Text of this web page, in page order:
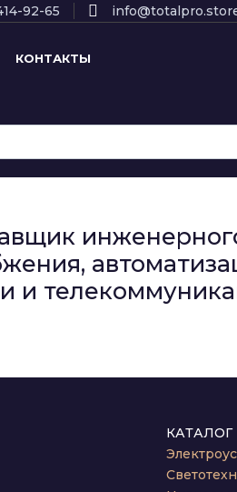
92-65
КОНТАКТЫ
и
КАТАЛОГ